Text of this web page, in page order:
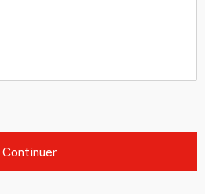
Continuer